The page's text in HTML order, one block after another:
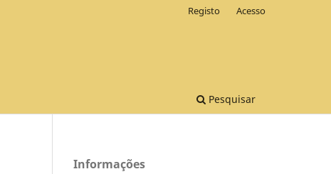
Pesquisar
Registo Acesso
Informações